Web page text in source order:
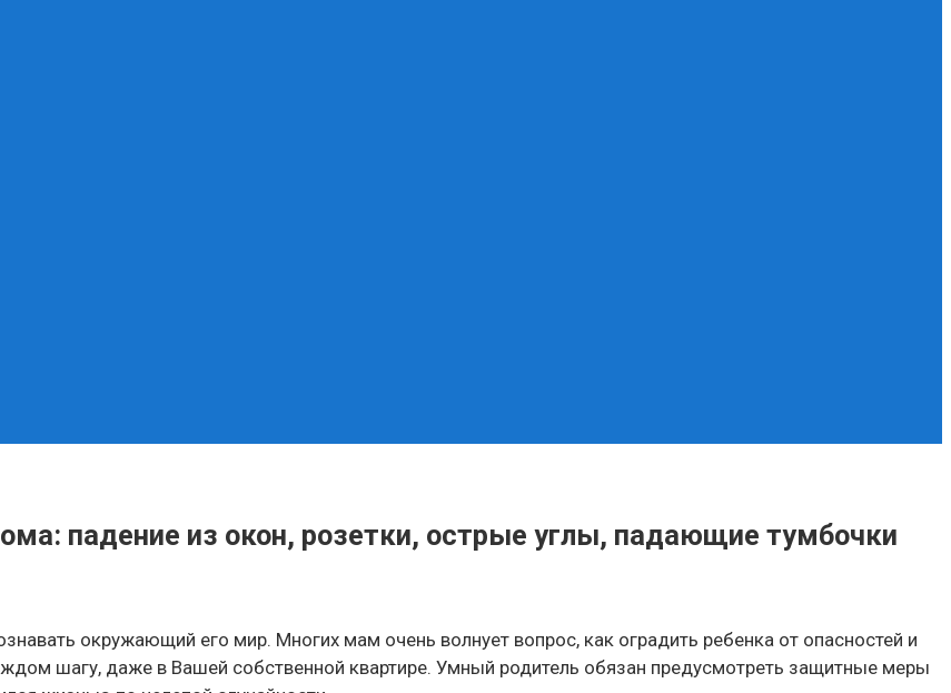
падение из окон, розетки, острые углы, падающие тумбочки
окружающий его мир. Многих мам очень волнует вопрос, как оградить ребенка от опасностей и
шагу, даже в Вашей собственной квартире. Умный родитель обязан предусмотреть защитные меры